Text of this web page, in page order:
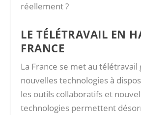
réellement ?
LE TÉLÉTRAVAIL EN
FRANCE
La France se met au télétravail
nouvelles technologies à
les outils collaboratifs et
technologies permettent